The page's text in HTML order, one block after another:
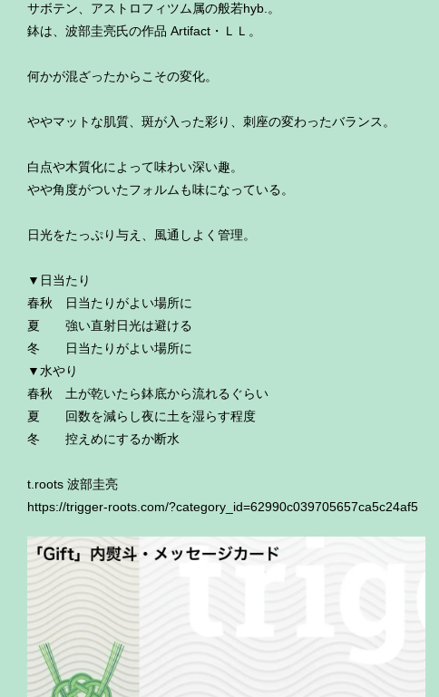
サボテン、アストロフィツム属の般若hyb.。
鉢は、波部圭亮氏の作品 Artifact・ＬＬ。
何かが混ざったからこその変化。
ややマットな肌質、斑が入った彩り、刺座の変わったバランス。
白点や木質化によって味わい深い趣。
やや角度がついたフォルムも味になっている。
日光をたっぷり与え、風通しよく管理。
▼日当たり
春秋 日当たりがよい場所に
夏 強い直射日光は避ける
冬 日当たりがよい場所に
▼水やり
春秋 土が乾いたら鉢底から流れるぐらい
夏 回数を減らし夜に土を湿らす程度
冬 控えめにするか断水
t.roots 波部圭亮
https://trigger-roots.com/?category_id=62990c039705657ca5c24af5